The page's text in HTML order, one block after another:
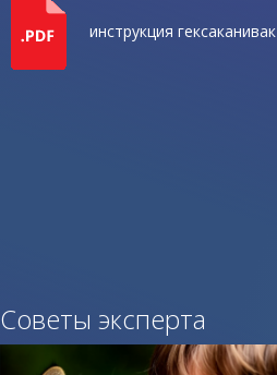
инструкция гексаканивак
Советы эксперта